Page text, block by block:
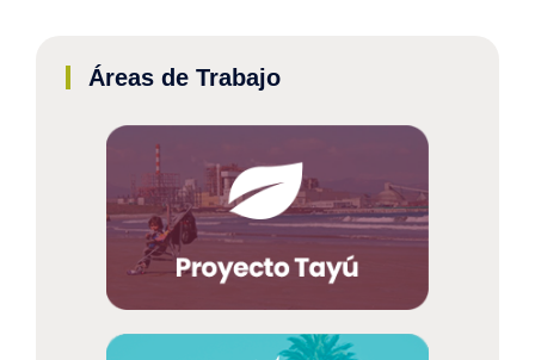
Áreas de Trabajo